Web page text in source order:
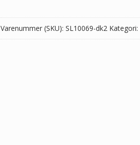
Varenummer (SKU): SL10069-dk2 Kategori: